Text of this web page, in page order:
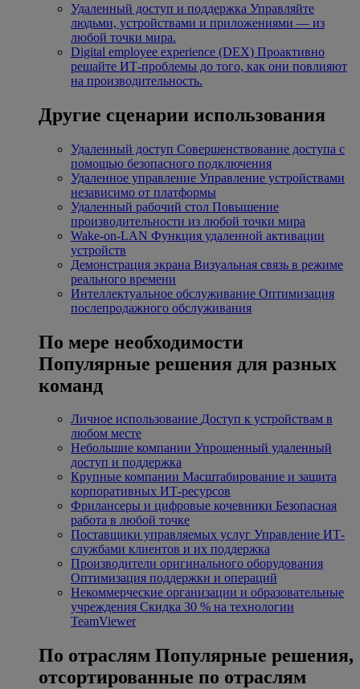
Удаленный доступ и поддержка Управляйте
людьми, устройствами и приложениями — из
любой точки мира.
Digital employee experience (DEX) Проактивно
решайте ИТ-проблемы до того, как они повлияют
на производительность.
Другие сценарии использования
Удаленный доступ Совершенствование доступа с
помощью безопасного подключения
Удаленное управление Управление устройствами
независимо от платформы
Удаленный рабочий стол Повышение
производительности из любой точки мира
Wake-on-LAN Функция удаленной активации
устройств
Демонстрация экрана Визуальная связь в режиме
реального времени
Интеллектуальное обслуживание Оптимизация
послепродажного обслуживания
По мере необходимости
Популярные решения для разных
команд
Личное использование Доступ к устройствам в
любом месте
Небольшие компании Упрощенный удаленный
доступ и поддержка
Крупные компании Масштабирование и защита
корпоративных ИТ-ресурсов
Фрилансеры и цифровые кочевники Безопасная
работа в любой точке
Поставщики управляемых услуг Управление ИТ-
службами клиентов и их поддержка
Производители оригинального оборудования
Оптимизация поддержки и операций
Некоммерческие организации и образовательные
учреждения Скидка 30 % на технологии
TeamViewer
По отраслям Популярные решения,
отсортированные по отраслям